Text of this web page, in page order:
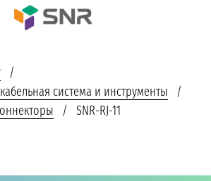
система и инструменты
SNR-RJ-11